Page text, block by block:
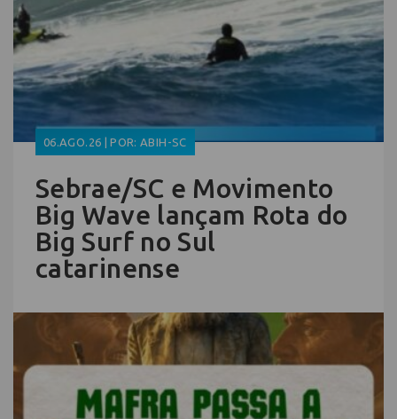
06.AGO.26 | POR: ABIH-SC
Sebrae/SC e Movimento
Big Wave lançam Rota do
Big Surf no Sul
catarinense